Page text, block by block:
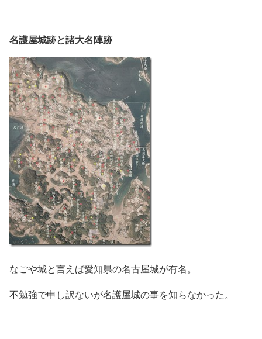
名護屋城跡と諸大名陣跡
なごや城と言えば愛知県の名古屋城が有名。
不勉強で申し訳ないが名護屋城の事を知らなかった。